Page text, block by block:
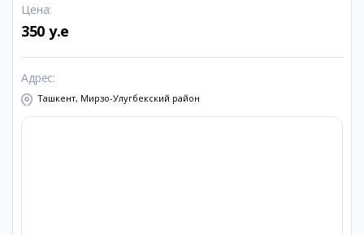
Цена:
350 y.e
Адрес:
Ташкент, Мирзо-Улугбекский район